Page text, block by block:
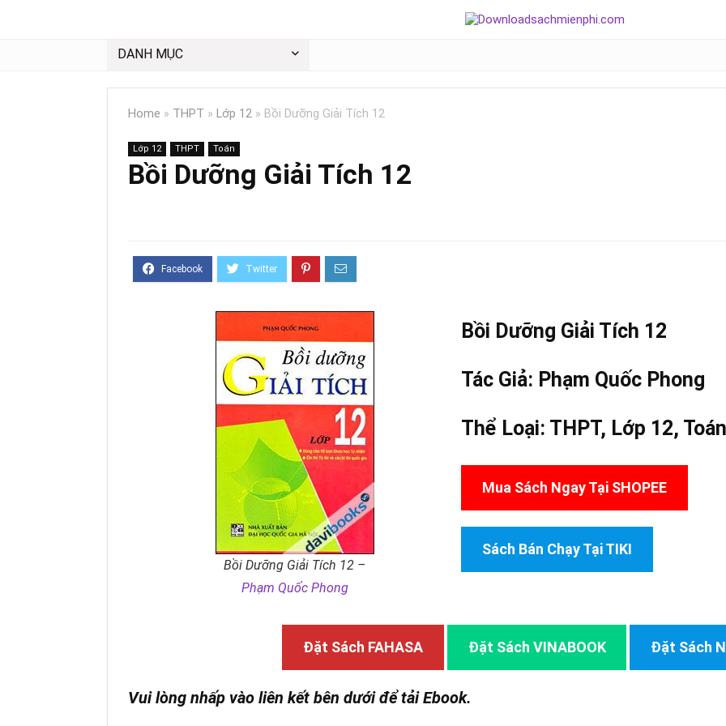
DANH MỤC
Home » THPT » Lớp 12 » Bồi Dưỡng Giải Tích 12
Lớp 12 THPT Toán
Bồi Dưỡng Giải Tích 12
Bồi Dưỡng Giải Tích 12 –
Phạm Quốc Phong
Bồi Dưỡng Giải Tích 12
Tác Giả: Phạm Quốc Phong
Thể Loại: THPT, Lớp 12, Toán
Mua Sách Ngay Tại SHOPEE
Sách Bán Chạy Tại TIKI
Đặt Sách FAHASA Đặt Sách VINABOOK Đặt Sách
Vui lòng nhấp vào liên kết bên dưới để tải Ebook.